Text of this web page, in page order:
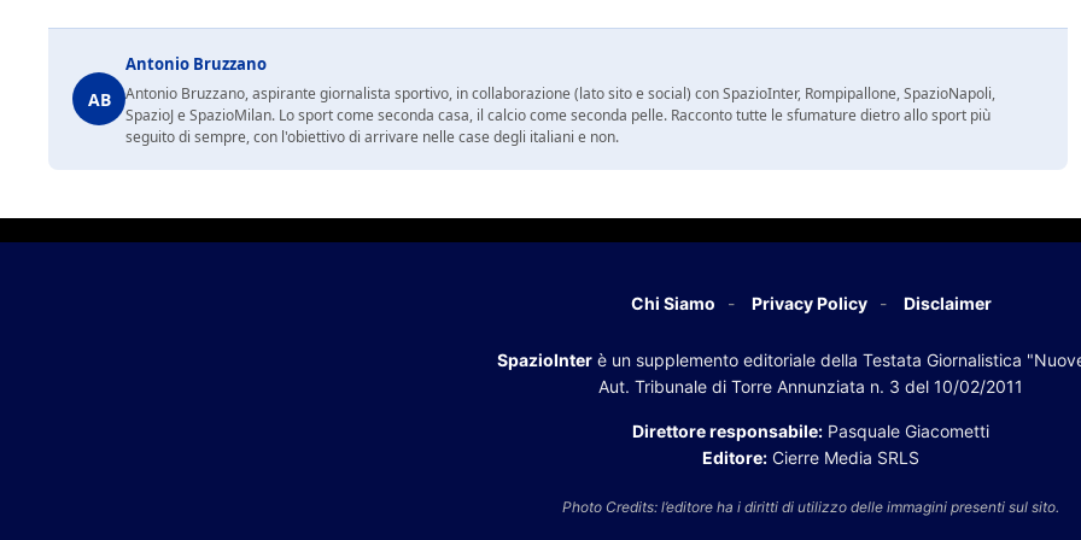
AB
Antonio Bruzzano
Antonio Bruzzano, aspirante giornalista sportivo, in collaborazione (lato sito e social) con SpazioInter, Rompipallone, SpazioNapoli,
SpazioJ e SpazioMilan. Lo sport come seconda casa, il calcio come seconda pelle. Racconto tutte le sfumature dietro allo sport più
seguito di sempre, con l'obiettivo di arrivare nelle case degli italiani e non.
Chi Siamo Privacy Policy Disclaimer
SpazioInterè un supplemento editoriale della Testata Giornalistica
Aut. Tribunale di Torre Annunziata n. 3 del 10/02/2011
Direttore responsabile: Pasquale Giacometti
Editore: Cierre Media SRLS
Photo Credits: l’editore ha i diritti di utilizzo delle immagini presenti sul sito.